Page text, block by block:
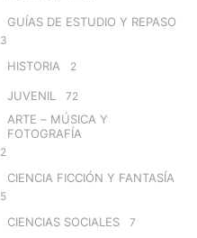
GUÍAS DE ESTUDIO Y REPASO
3
HISTORIA 2
JUVENIL 72
ARTE – MÚSICA Y
FOTOGRAFÍA
2
CIENCIA FICCIÓN Y FANTASÍA
5
CIENCIAS SOCIALES 7